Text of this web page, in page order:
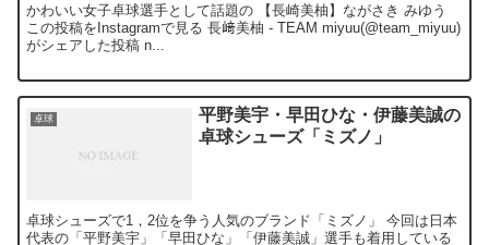
かわいい女子卓球選手として話題の 【長崎美柚】ながさき みゆう
この投稿をInstagramで見る 長﨑美柚 - TEAM miyuu(@team_miyuu)
がシェアした投稿 n...
卓球
平野美宇・早田ひな・伊藤美誠の
卓球シューズ「ミズノ」
卓球シューズで1，2位を争う人気のブランド「ミズノ」 今回は日本
代表の「平野美宇」「早田ひな」「伊藤美誠」選手も着用している